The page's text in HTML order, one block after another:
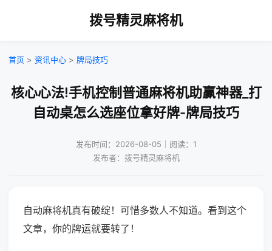
拨号精灵麻将机
首页 > 资讯中心 > 牌局技巧
核心心法!手机控制普通麻将机助赢神器_打
自动桌怎么选座位拿好牌-牌局技巧
发布时间：2026-08-05｜阅读：1
发布者：拨号精灵麻将机
自动麻将机真有破绽！可惜多数人不知道。看到这个
文章，你的牌运就要转了！